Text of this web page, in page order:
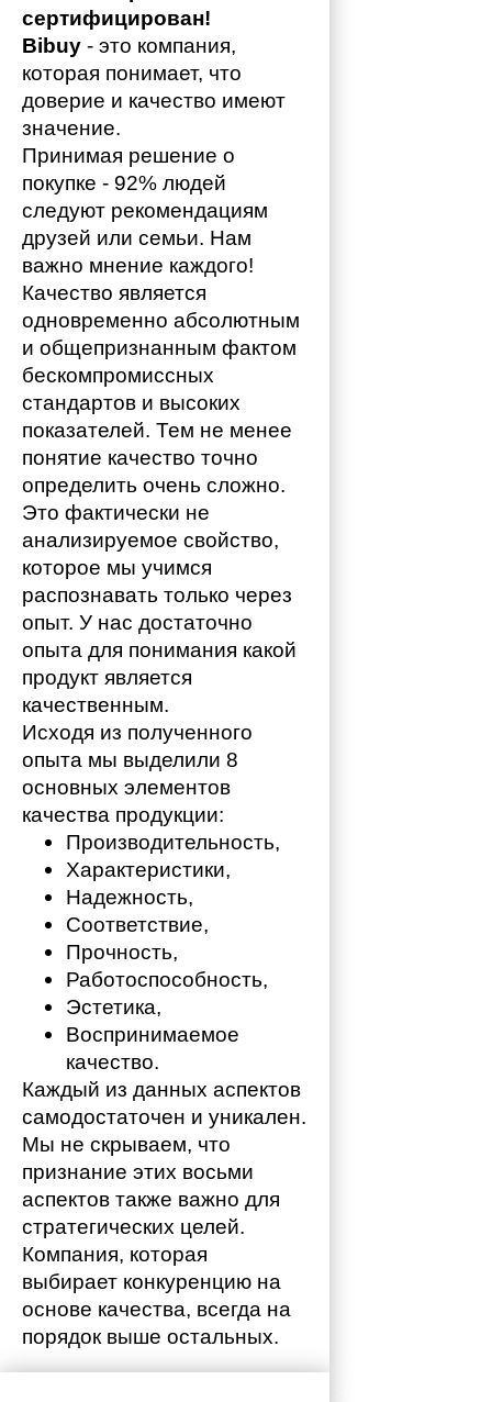
сертифицирован!
Bibuy - это компания,
которая понимает, что
доверие и качество имеют
значение.
Принимая решение о
покупке - 92% людей
следуют рекомендациям
друзей или семьи. Нам
важно мнение каждого!
Качество является
одновременно абсолютным
и общепризнанным фактом
бескомпромиссных
стандартов и высоких
показателей. Тем не менее
понятие качество точно
определить очень сложно.
Это фактически не
анализируемое свойство,
которое мы учимся
распознавать только через
опыт. У нас достаточно
опыта для понимания какой
продукт является
качественным.
Исходя из полученного
опыта мы выделили 8
основных элементов
качества продукции:
Производительность,
Характеристики,
Надежность,
Соответствие,
Прочность,
Работоспособность,
Эстетика,
Воспринимаемое
качество.
Каждый из данных аспектов
самодостаточен и уникален.
Мы не скрываем, что
признание этих восьми
аспектов также важно для
стратегических целей.
Компания, которая
выбирает конкуренцию на
основе качества, всегда на
порядок выше остальных.